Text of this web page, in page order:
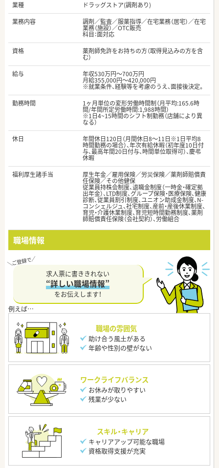
業種
ドラッグストア(調剤あり)
業務内容
調剤／監査／服薬指導／在宅業務（居宅）／在宅
業務（施設）／OTC販売
科目：面対応
資格
薬剤師免許をお持ちの方（取得見込みの方を含
む）
給与
年収530万円～700万円
月給355,000円～420,000円
※就業条件、経験等を考慮のうえ、面接後決定。
勤務時間
1ヶ月単位の変形労働時間制（月平均:165.6時
間/年間所定労働時間:1,988時間）
※1日4~15時間のシフト制勤務（店舗により異
なる）
休日
年間休日120日（月間休日8～11日※1日平均8
時間勤務の場合）、年次有給休暇（初年度10日付
与、最高年間20日付与、時間単位取得可）、慶弔
休暇
福利厚生諸手当
厚生年金／雇用保険／労災保険／薬剤師賠償責
任保険／その他健保
従業員持株会制度、退職金制度（一時金・確定拠
出年金）、LTD制度、グループ保険・医療保険、健康
診断、従業員割引制度、ユニオン助成金制度、N-
コンシェルジュ、社宅制度、産前・産後休業制度、
育児・介護休業制度、育児短時間勤務制度、薬剤
師賠償責任保険（会社契約）、労働組合
職場情報
求人票に書ききれない
“詳しい職場情報”
をお伝えします！
職場の雰囲気
助け合う風土がある
年齢や性別の壁がない
ワークライフバランス
お休みが取りやすい
残業が少ない
スキル・キャリア
キャリアアップ可能な職場
資格取得支援が充実